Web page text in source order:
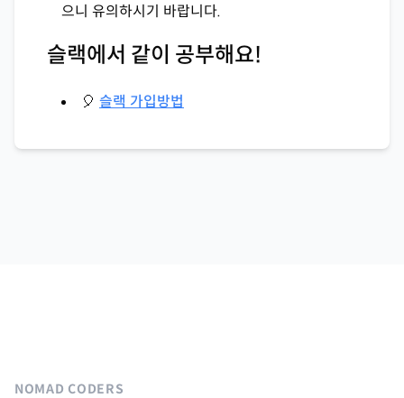
으니 유의하시기 바랍니다.
슬랙에서 같이 공부해요!
🎈 슬랙 가입방법
NOMAD CODERS